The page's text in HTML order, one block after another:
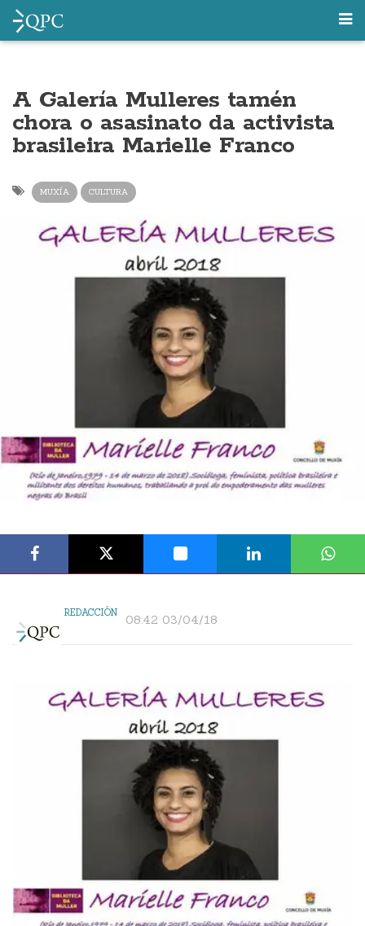
A Galería Mulleres tamén
chora o asasinato da activista
brasileira Marielle Franco
MUXÍA CULTURA
REDACCIÓN 08:42 03/04/18